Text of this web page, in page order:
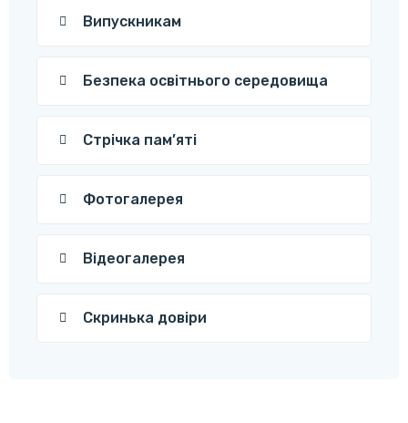
Випускникам
Безпека освітнього середовища
Стрічка пам’яті
Фотогалерея
Відеогалерея
Скринька довіри